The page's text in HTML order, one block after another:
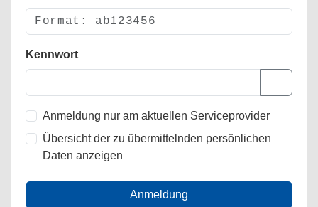
Kennwort
Anmeldung nur am aktuellen Serviceprovider
Übersicht der zu übermittelnden persönlichen
Daten anzeigen
Anmeldung